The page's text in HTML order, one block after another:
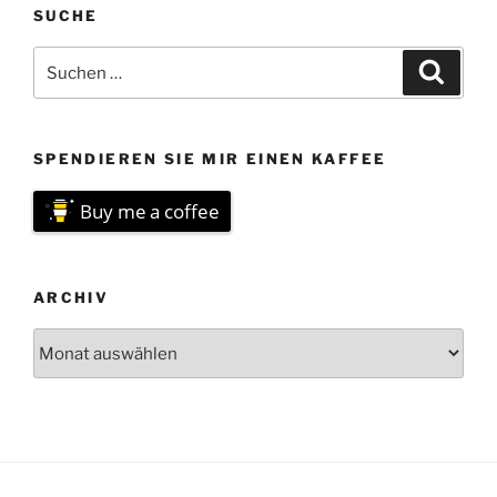
SUCHE
nach:
SPENDIEREN SIE MIR EINEN KAFFEE
Buy me a coffee
ARCHIV